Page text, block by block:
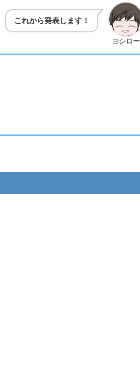
ヨシロー
これから発表します！